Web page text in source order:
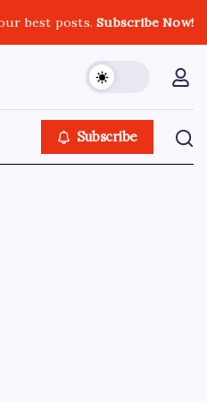
best posts.Subscribe Now!
Subscribe